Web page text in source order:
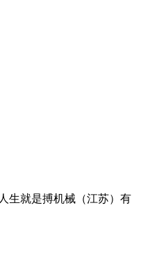
生就是搏机械（江苏）有